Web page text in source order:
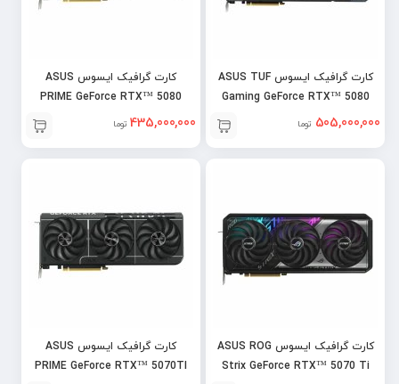
کارت گرافیک ایسوس ASUS TUF
Gaming GeForce RTX™ 5080
16GB OC505,000,000 تومان
کارت گرافیک ایسوس ASUS
PRIME GeForce RTX™ 5080
16GB OC435,000,000 تومان
کارت گرافیک ایسوس ASUS ROG
Strix GeForce RTX™ 5070 Ti
کارت گرافیک ایسوس ASUS
PRIME GeForce RTX™ 5070TI